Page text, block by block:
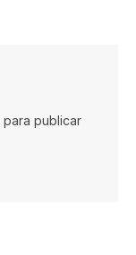
para publicar